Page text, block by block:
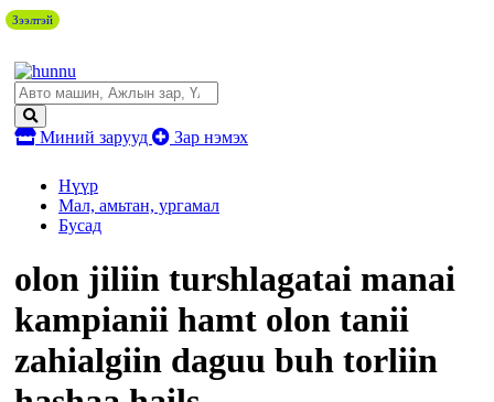
Миний зарууд Зар нэмэх
Нүүр
Мал, амьтан, ургамал
Бусад
olon jiliin turshlagatai manai
kampianii hamt olon tanii
zahialgiin daguu buh torliin
Зээлтэй